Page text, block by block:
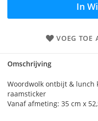
In
VOEG TOE
Omschrijving
Woordwolk ontbijt & lunch
raamsticker
Vanaf afmeting: 35 cm x